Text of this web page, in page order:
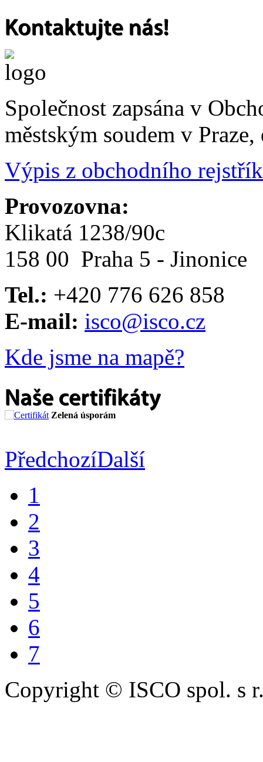
Společnost zapsána v
městským soudem v Praze,
Výpis z obchodního
Provozovna:
Klikatá 1238/90c
158 00 Praha 5 - Jinonice
Tel.: +420 776 626 858
E-mail: isco@isco.cz
Kde jsme na mapě?
PředchozíDalší
1
2
3
4
5
6
7
Copyright © ISCO spol. s